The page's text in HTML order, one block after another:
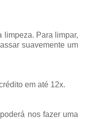
limpeza. Para limpar,
suavemente um
em até 12x.
nos fazer uma